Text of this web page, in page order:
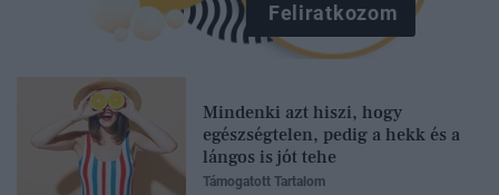
Feliratkozom
Mindenki azt hiszi, hogy
egészségtelen, pedig a hekk és a
lángos is jót tehe
Támogatott Tartalom